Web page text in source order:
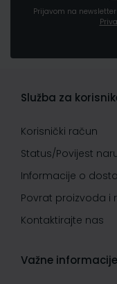
Prijavom na
Služba za
Korisnički račun
Status/Povijest
Informacije o
Povrat proizvoda i
Kontaktirajte nas
Važne informacije